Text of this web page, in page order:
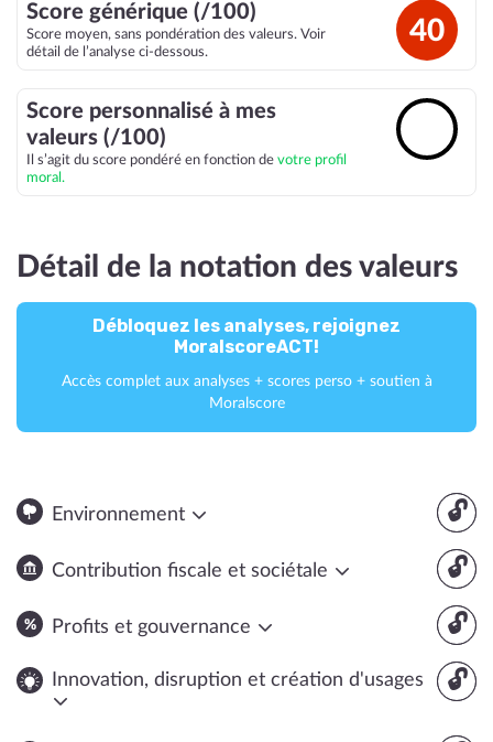
Score générique (/100)
Score moyen, sans pondération des valeurs. Voir
détail de l’analyse ci-dessous.
40
Score personnalisé à mes
valeurs (/100)
Il s’agit du score pondéré en fonction de votre profil
moral.
Détail de la notation des valeurs
Débloquez les analyses, rejoignez
MoralscoreACT!
Accès complet aux analyses + scores perso + soutien à
Moralscore
🔓
Environnement
🔓
Contribution fiscale et sociétale
🔓
Profits et gouvernance
🔓
Innovation, disruption et création d'usages